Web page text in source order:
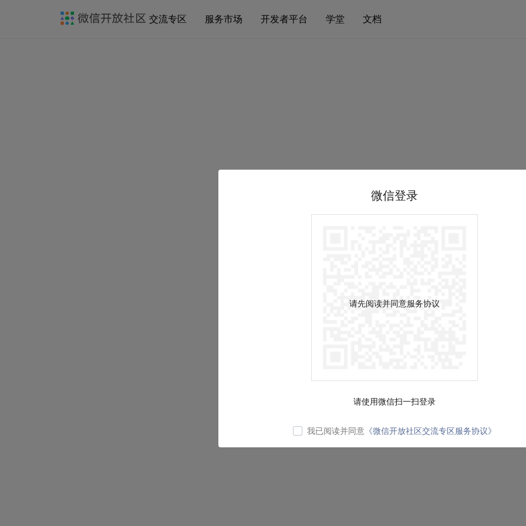
交流专区 服务市场 开发者平台 学堂 文档
微信登录
请先阅读并同意服务协议
请使用微信扫一扫登录
我已阅读并同意 《微信开放社区交流专区服务协议》